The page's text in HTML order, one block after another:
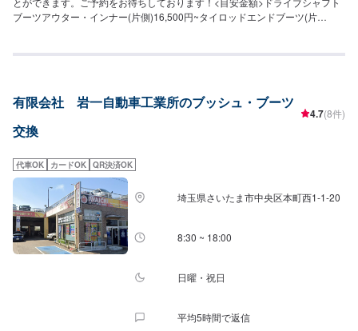
ブーツアウター・インナー(片側)16,500円~タイロッドエンドブーツ(片
有限会社 岩一自動車工業所のブッシュ・ブーツ
交換
4.7(8件)
代車OK カードOK QR決済OK
埼玉県さいたま市中央区本町西1-1-20
8:30 ~ 18:00
日曜・祝日
平均5時間で返信